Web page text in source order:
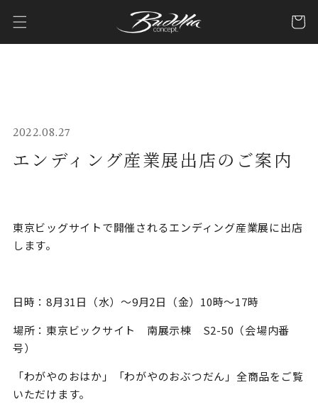
ンツに
進む
ー
2022.08.27
エンディング産業展出店のご案内
東京ビッグサイトで開催されるエンディング産業展に出店
します。
日時：8月31日（水）～9月2日（金）10時～17時
場所：東京ビックサイト 南展示棟 S2-50（会場内番
号）
「わがやのおはか」「わがやのおぶつだん」全商品をご覧
いただけます。